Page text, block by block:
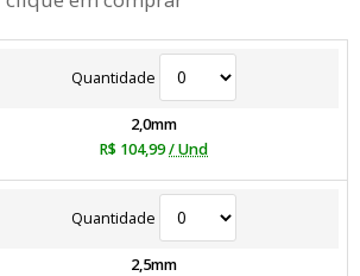
Quantidade
2,0mm
R$ 104,99/ Und
Quantidade
2,5mm